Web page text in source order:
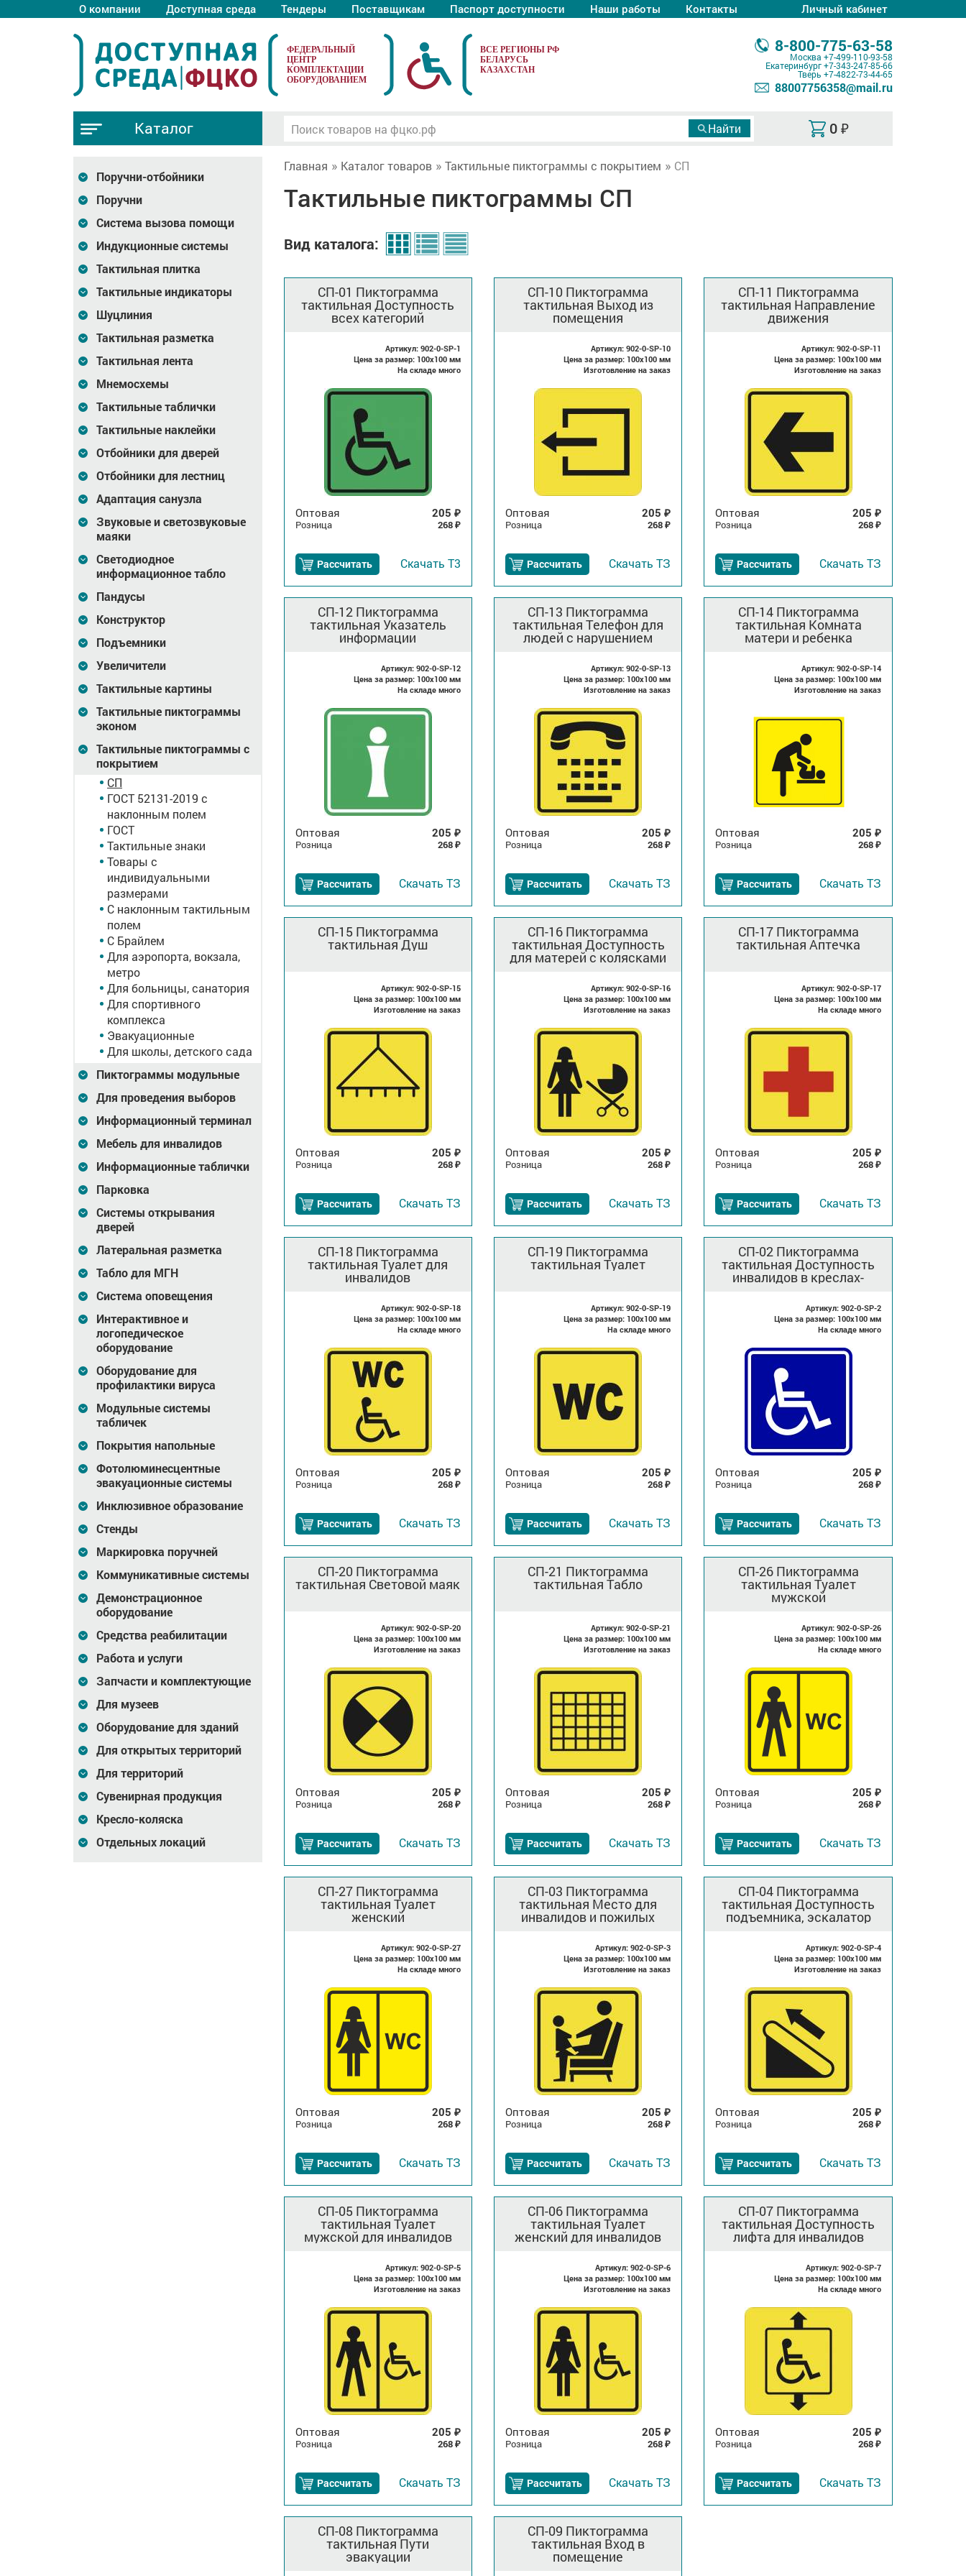
О компании Доступная среда Тендеры Поставщикам Паспорт доступности Наши работы Контакты Личный кабинет
ФЕДЕРАЛЬНЫЙ
ЦЕНТР
КОМПЛЕКТАЦИИ
ОБОРУДОВАНИЕМ
8-800-775-63-58
Москва +7-499-110-93-58
Екатеринбург+7-343-247-85-66
Тверь +7-4822-73-44-65
88007756358@mail.ru
0 ₽
Каталог
Поручни-отбойники
Поручни
Система вызова помощи
Индукционные системы
Тактильная плитка
Тактильные индикаторы
Шуцлиния
Тактильная разметка
Тактильная лента
Мнемосхемы
Тактильные таблички
Тактильные наклейки
Отбойники для дверей
Отбойники для лестниц
Адаптация санузла
Звуковые и светозвуковые
маяки
Светодиодное
информационное табло
Пандусы
Конструктор
Подъемники
Увеличители
Тактильные картины
Тактильные пиктограммы
эконом
Тактильные пиктограммы с
покрытием
СП
ГОСТ 52131-2019 с
наклонным полем
ГОСТ
Тактильные знаки
Товары с
индивидуальными
размерами
С наклонным тактильным
полем
С Брайлем
Для аэропорта, вокзала,
метро
Для больницы, санатория
Для спортивного
комплекса
Эвакуационные
Для школы, детского сада
Пиктограммы модульные
Для проведения выборов
Информационный терминал
Мебель для инвалидов
Информационные таблички
Парковка
Системы открывания
дверей
Латеральная разметка
Табло для МГН
Система оповещения
Интерактивное и
логопедическое
оборудование
Оборудование для
профилактики вируса
Модульные системы
табличек
Покрытия напольные
Фотолюминесцентные
эвакуационные системы
Инклюзивное образование
Стенды
Маркировка поручней
Коммуникативные системы
Демонстрационное
оборудование
Средства реабилитации
Работа и услуги
Запчасти и комплектующие
Для музеев
Оборудование для зданий
Для открытых территорий
Для территорий
Сувенирная продукция
Кресло-коляска
Отдельных локаций
Главная Каталог товаров Тактильные пиктограммы с покрытием СП
Тактильные пиктограммы СП
Вид каталога:
СП-01 Пиктограмма
тактильная Доступность
всех категорий
Артикул: 902-0-SP-1
Цена за размер: 100x100 мм
На складе много
Оптовая 205 ₽
Розница 268 ₽
Рассчитать Скачать Т3
СП-10 Пиктограмма
тактильная Выход из
помещения
Артикул: 902-0-SP-10
Цена за размер: 100x100 мм
Изготовление на заказ
Оптовая 205₽
Розница 268₽
Рассчитать СкачатьТЗ
СП-11 Пиктограмма
тактильная Направление
движения
Артикул: 902-0-SP-11
Цена за размер: 100x100 мм
Изготовление на заказ
Оптовая 205 ₽
Розница 268 ₽
Рассчитать Скачать ТЗ
СП-12 Пиктограмма
тактильная Указатель
информации
Артикул: 902-0-SP-12
Цена за размер: 100x100 мм
На складе много
Оптовая 205 ₽
Розница 268 ₽
Рассчитать Скачать ТЗ
СП-13 Пиктограмма
тактильная Телефон для
людей с нарушением
Артикул: 902-0-SP-13
Цена за размер: 100x100 мм
Изготовление на заказ
Оптовая 205₽
Розница 268₽
Рассчитать СкачатьТЗ
СП-14 Пиктограмма
тактильная Комната
матери и ребенка
Артикул: 902-0-SP-14
Цена за размер: 100x100 мм
Изготовление на заказ
Оптовая 205 ₽
Розница 268 ₽
Рассчитать Скачать ТЗ
СП-15 Пиктограмма
тактильная Душ
Артикул: 902-0-SP-15
Цена за размер: 100x100 мм
Изготовление на заказ
Оптовая 205 ₽
Розница 268 ₽
Рассчитать Скачать ТЗ
СП-16 Пиктограмма
тактильная Доступность
для матерей с колясками
Артикул: 902-0-SP-16
Цена за размер: 100x100 мм
Изготовление на заказ
Оптовая 205₽
Розница 268₽
Рассчитать СкачатьТЗ
СП-17 Пиктограмма
тактильная Аптечка
Артикул: 902-0-SP-17
Цена за размер: 100x100 мм
На складе много
Оптовая 205 ₽
Розница 268 ₽
Рассчитать Скачать ТЗ
СП-18 Пиктограмма
тактильная Туалет для
инвалидов
Артикул: 902-0-SP-18
Цена за размер: 100x100 мм
На складе много
Оптовая 205 ₽
Розница 268 ₽
Рассчитать Скачать ТЗ
СП-19 Пиктограмма
тактильная Туалет
Артикул: 902-0-SP-19
Цена за размер: 100x100 мм
На складе много
Оптовая 205₽
Розница 268₽
Рассчитать СкачатьТЗ
СП-02 Пиктограмма
тактильная Доступность
инвалидов в креслах-
Артикул: 902-0-SP-2
Цена за размер: 100x100 мм
На складе много
Оптовая 205 ₽
Розница 268 ₽
Рассчитать Скачать ТЗ
СП-20 Пиктограмма
тактильная Световой маяк
Артикул: 902-0-SP-20
Цена за размер: 100x100 мм
Изготовление на заказ
Оптовая 205 ₽
Розница 268 ₽
Рассчитать Скачать ТЗ
СП-21 Пиктограмма
тактильная Табло
Артикул: 902-0-SP-21
Цена за размер: 100x100 мм
Изготовление на заказ
Оптовая 205₽
Розница 268₽
Рассчитать СкачатьТЗ
СП-26 Пиктограмма
тактильная Туалет
мужской
Артикул: 902-0-SP-26
Цена за размер: 100x100 мм
На складе много
Оптовая 205 ₽
Розница 268 ₽
Рассчитать Скачать ТЗ
СП-27 Пиктограмма
тактильная Туалет
женский
Артикул: 902-0-SP-27
Цена за размер: 100x100 мм
На складе много
Оптовая 205 ₽
Розница 268 ₽
Рассчитать Скачать ТЗ
СП-03 Пиктограмма
тактильная Место для
инвалидов и пожилых
Артикул: 902-0-SP-3
Цена за размер: 100x100 мм
Изготовление на заказ
Оптовая 205₽
Розница 268₽
Рассчитать СкачатьТЗ
СП-04 Пиктограмма
тактильная Доступность
подъемника, эскалатор
Артикул: 902-0-SP-4
Цена за размер: 100x100 мм
Изготовление на заказ
Оптовая 205 ₽
Розница 268 ₽
Рассчитать Скачать ТЗ
СП-05 Пиктограмма
тактильная Туалет
мужской для инвалидов
Артикул: 902-0-SP-5
Цена за размер: 100x100 мм
Изготовление на заказ
Оптовая 205 ₽
Розница 268 ₽
Рассчитать Скачать ТЗ
СП-06 Пиктограмма
тактильная Туалет
женский для инвалидов
Артикул: 902-0-SP-6
Цена за размер: 100x100 мм
Изготовление на заказ
Оптовая 205₽
Розница 268₽
Рассчитать СкачатьТЗ
СП-07 Пиктограмма
тактильная Доступность
лифта для инвалидов
Артикул: 902-0-SP-7
Цена за размер: 100x100 мм
На складе много
Оптовая 205 ₽
Розница 268 ₽
Рассчитать Скачать ТЗ
СП-08 Пиктограмма
тактильная Пути
эвакуации
СП-09 Пиктограмма
тактильная Вход в
помещение